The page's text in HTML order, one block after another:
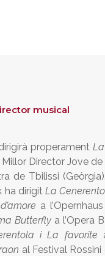
musical
properament
Director Jove
de Tbilissi
ha dirigitLa
a
Butterfly a l’Opera
i La favorite
al Festival Rossini